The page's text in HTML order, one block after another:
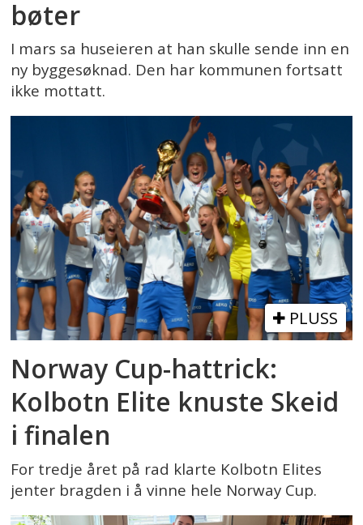
bøter
I mars sa huseieren at han skulle sende inn en
ny byggesøknad. Den har kommunen fortsatt
ikke mottatt.
PLUSS
Norway Cup-hattrick:
Kolbotn Elite knuste Skeid
i finalen
For tredje året på rad klarte Kolbotn Elites
jenter bragden i å vinne hele Norway Cup.